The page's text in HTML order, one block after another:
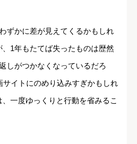
ずかに差が見えてくるかもしれ
1年もたてば失ったものは歴然
しがつかなくなっているだろ
サイトにのめり込みすぎかもしれ
一度ゆっくりと行動を省みるこ